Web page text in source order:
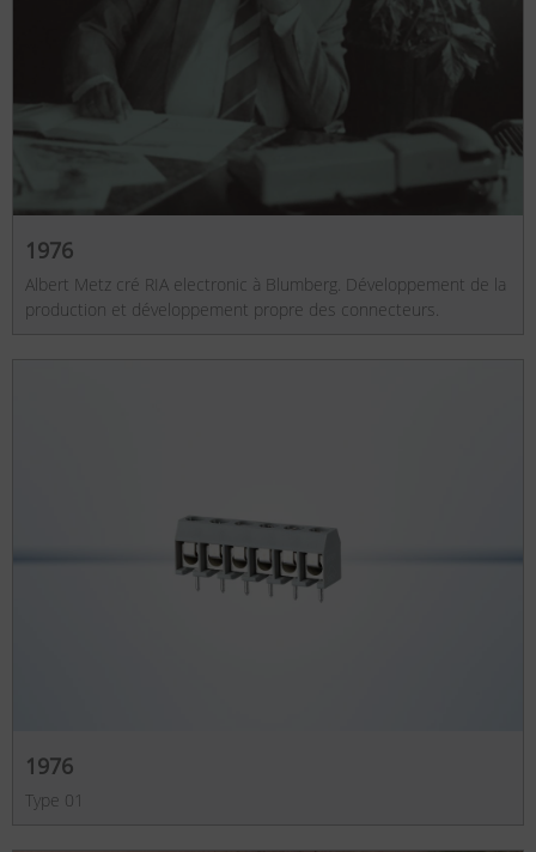
1976
Albert Metz cré RIA electronic à Blumberg. Développement de la
production et développement propre des connecteurs.
1976
Type 01